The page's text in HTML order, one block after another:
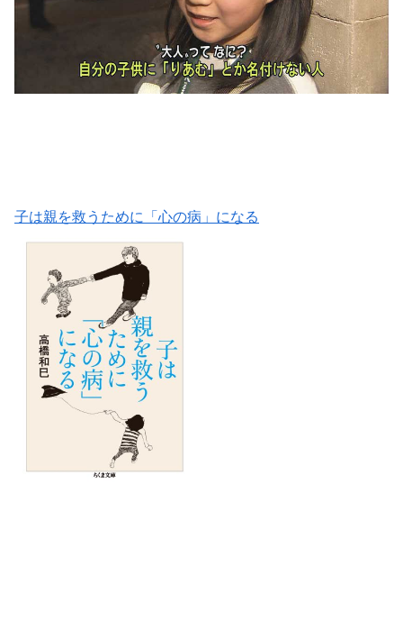
子は親を救うために「心の病」になる